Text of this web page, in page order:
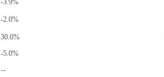
-3.9%
-2.0%
30.0%
-5.0%
--